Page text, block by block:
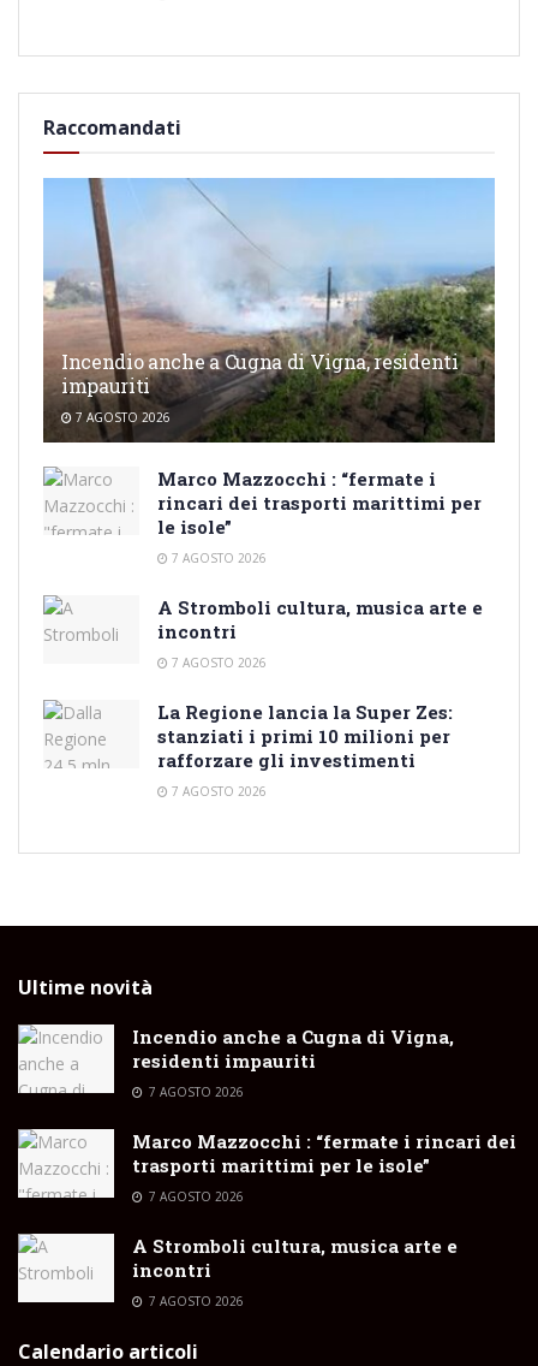
Raccomandati
Incendio anche a Cugna di Vigna, residenti
impauriti
7 AGOSTO 2026
Marco Mazzocchi : “fermate i
rincari dei trasporti marittimi per
le isole”
7 AGOSTO 2026
A Stromboli cultura, musica arte e
incontri
7 AGOSTO 2026
La Regione lancia la Super Zes:
stanziati i primi 10 milioni per
rafforzare gli investimenti
7 AGOSTO 2026
Ultime novità
Incendio anche a Cugna di Vigna,
residenti impauriti
7 AGOSTO 2026
Marco Mazzocchi : “fermate i rincari dei
trasporti marittimi per le isole”
7 AGOSTO 2026
A Stromboli cultura, musica arte e
incontri
7 AGOSTO 2026
Calendario articoli